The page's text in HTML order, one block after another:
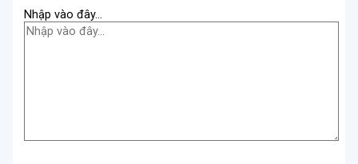
Nhập vào đây...